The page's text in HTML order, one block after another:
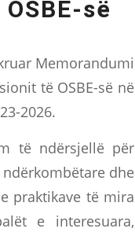
së
Memorandumi
të OSBE-së në
2026.
të ndërsjellë për
dhe
praktikave të mira
e interesuara,